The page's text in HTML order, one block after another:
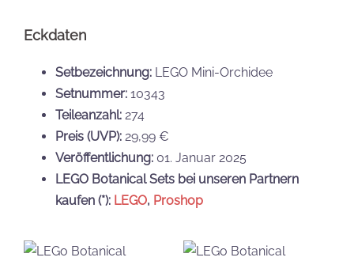
Eckdaten
Setbezeichnung: LEGO Mini-Orchidee
Setnummer: 10343
Teileanzahl: 274
Preis (UVP): 29,99 €
Veröffentlichung: 01. Januar 2025
LEGO Botanical Sets bei unseren Partnern
kaufen (*): LEGO, Proshop